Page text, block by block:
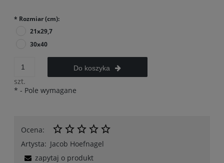
* Rozmiar (cm):
21x29,7
30x40
szt.
Do koszyka
* - Pole wymagane
Ocena:
Artysta: Jacob Hoefnagel
zapytaj o produkt